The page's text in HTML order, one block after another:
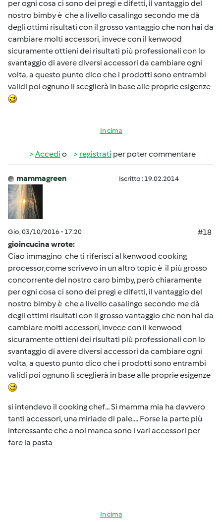
per ogni cosa ci sono dei pregi e difetti, il vantaggio del
nostro bimby è che a livello casalingo secondo me dà
degli ottimi risultati con il grosso vantaggio che non hai da
cambiare molti accessori, invece con il kenwood
sicuramente ottieni dei risultati più professionali con lo
svantaggio di avere diversi accessori da cambiare ogni
volta, a questo punto dico che i prodotti sono entrambi
validi poi ognuno li sceglierà in base alle proprie esigenze
In cima
Accedi o registrati per poter commentare
mammagreen Iscritto : 19.02.2014
Gio, 03/10/2016 - 17:20
#18
gioincucina wrote:
Ciao immagino che ti riferisci al kenwood cooking
processor,come scrivevo in un altro topic è il più grosso
concorrente del nostro caro bimby, però chiaramente
per ogni cosa ci sono dei pregi e difetti, il vantaggio del
nostro bimby è che a livello casalingo secondo me dà
degli ottimi risultati con il grosso vantaggio che non hai da
cambiare molti accessori, invece con il kenwood
sicuramente ottieni dei risultati più professionali con lo
svantaggio di avere diversi accessori da cambiare ogni
volta, a questo punto dico che i prodotti sono entrambi
validi poi ognuno li sceglierà in base alle proprie esigenze
si intendevo il cooking chef... Si mamma mia ha davvero
tanti accessori, una miriade di pale.... Forse la parte più
interessante che a noi manca sono i vari accessori per
fare la pasta
In cima